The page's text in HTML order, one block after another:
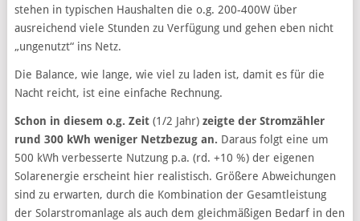
stehen in typischen Haushalten die o.g. 200-400W über
ausreichend viele Stunden zu Verfügung und gehen eben nicht
„ungenutzt“ ins Netz.
Die Balance, wie lange, wie viel zu laden ist, damit es für die
Nacht reicht, ist eine einfache Rechnung.
Schon in diesem o.g. Zeit (1/2 Jahr)zeigte der Stromzähler
rund 300 kWh weniger Netzbezug an. Daraus folgt eine um
500 kWh verbesserte Nutzung p.a. (rd. +10 %) der eigenen
Solarenergie erscheint hier realistisch. Größere Abweichungen
sind zu erwarten, durch die Kombination der Gesamtleistung
der Solarstromanlage als auch dem gleichmäßigen Bedarf in den